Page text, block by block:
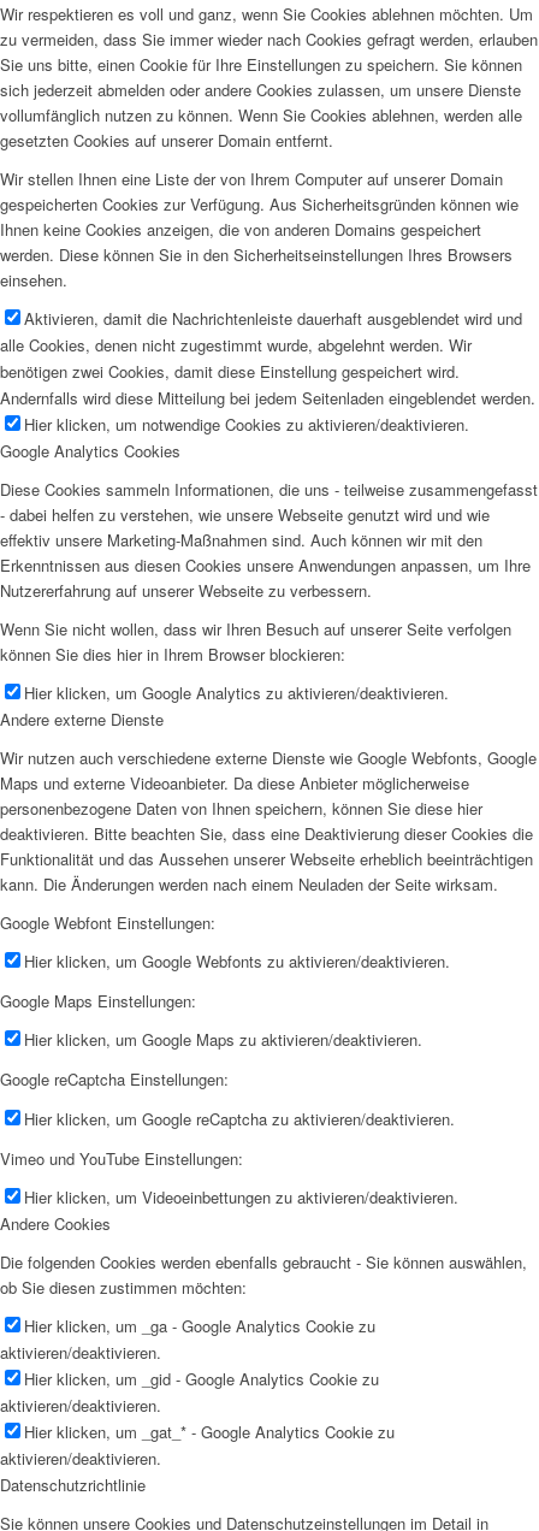
Wir respektieren es voll und ganz, wenn Sie Cookies ablehnen möchten. Um
zu vermeiden, dass Sie immer wieder nach Cookies gefragt werden, erlauben
Sie uns bitte, einen Cookie für Ihre Einstellungen zu speichern. Sie können
sich jederzeit abmelden oder andere Cookies zulassen, um unsere Dienste
vollumfänglich nutzen zu können. Wenn Sie Cookies ablehnen, werden alle
gesetzten Cookies auf unserer Domain entfernt.
Wir stellen Ihnen eine Liste der von Ihrem Computer auf unserer Domain
gespeicherten Cookies zur Verfügung. Aus Sicherheitsgründen können wie
Ihnen keine Cookies anzeigen, die von anderen Domains gespeichert
werden. Diese können Sie in den Sicherheitseinstellungen Ihres Browsers
einsehen.
Aktivieren, damit die Nachrichtenleiste dauerhaft ausgeblendet wird und
alle Cookies, denen nicht zugestimmt wurde, abgelehnt werden. Wir
benötigen zwei Cookies, damit diese Einstellung gespeichert wird.
Andernfalls wird diese Mitteilung bei jedem Seitenladen eingeblendet werden.
Hier klicken, um notwendige Cookies zu aktivieren/deaktivieren.
Google Analytics Cookies
Diese Cookies sammeln Informationen, die uns - teilweise zusammengefasst
- dabei helfen zu verstehen, wie unsere Webseite genutzt wird und wie
effektiv unsere Marketing-Maßnahmen sind. Auch können wir mit den
Erkenntnissen aus diesen Cookies unsere Anwendungen anpassen, um Ihre
Nutzererfahrung auf unserer Webseite zu verbessern.
Wenn Sie nicht wollen, dass wir Ihren Besuch auf unserer Seite verfolgen
können Sie dies hier in Ihrem Browser blockieren:
Hier klicken, um Google Analytics zu aktivieren/deaktivieren.
Andere externe Dienste
Wir nutzen auch verschiedene externe Dienste wie Google Webfonts, Google
Maps und externe Videoanbieter. Da diese Anbieter möglicherweise
personenbezogene Daten von Ihnen speichern, können Sie diese hier
deaktivieren. Bitte beachten Sie, dass eine Deaktivierung dieser Cookies die
Funktionalität und das Aussehen unserer Webseite erheblich beeinträchtigen
kann. Die Änderungen werden nach einem Neuladen der Seite wirksam.
Google Webfont Einstellungen:
Hier klicken, um Google Webfonts zu aktivieren/deaktivieren.
Google Maps Einstellungen:
Hier klicken, um Google Maps zu aktivieren/deaktivieren.
Google reCaptcha Einstellungen:
Hier klicken, um Google reCaptcha zu aktivieren/deaktivieren.
Vimeo und YouTube Einstellungen:
Hier klicken, um Videoeinbettungen zu aktivieren/deaktivieren.
Andere Cookies
Die folgenden Cookies werden ebenfalls gebraucht - Sie können auswählen,
ob Sie diesen zustimmen möchten:
Hier klicken, um _ga - Google Analytics Cookie zu
aktivieren/deaktivieren.
Hier klicken, um _gid - Google Analytics Cookie zu
aktivieren/deaktivieren.
Hier klicken, um _gat_* - Google Analytics Cookie zu
aktivieren/deaktivieren.
Datenschutzrichtlinie
Sie können unsere Cookies und Datenschutzeinstellungen im Detail in